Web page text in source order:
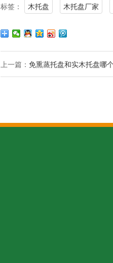
标签： 木托盘 木托盘厂家
上一篇： 免熏蒸托盘和实木托盘哪